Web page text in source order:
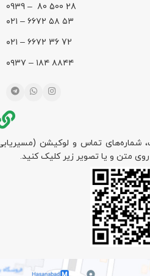
28 500 80 – 0939
۵۳ ۵۸ ۶۶۷۲ – ۰۲۱
72 36 ۶۶۷۲ – ۰۲۱
۸۸۴۴ ۱۸۴ – ۰۹۳۷
شماره‌های تماس و لوکیشن
متن و یا تصویر زیر کلیک کنید.